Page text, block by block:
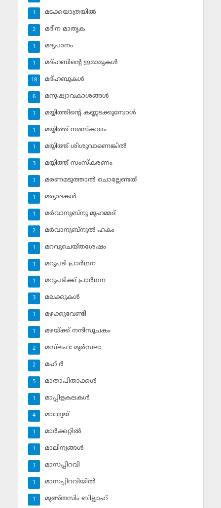
മടക്കയാത്രയില്‍
1
മദീന മാതൃക
2
മദ്യപാനം
1
മദ്ഹബിന്റെ ഇമാമുകള്‍
1
മദ്ഹബുകള്‍
18
മനുഷ്യാവകാശങ്ങള്‍
6
മയ്യിത്തിന്റെ കണ്ണടക്കുമ്പോള്‍
1
മയ്യിത്ത് നമസ്‌കാരം
1
മയ്യിത്ത് ശിശുവാണെങ്കില്‍
1
മയ്യിത്ത് സംസ്‌കരണം
3
മരണമടുത്താല്‍ ചൊല്ലേണ്ടത്
1
മര്യാദകള്‍
1
മര്‍വാനുബ്‌നു മുഹമ്മദ്
1
മര്‍വാനുബ്‌നുല്‍ ഹകം
2
മറവുചെയ്തശേഷം
1
മറുപടി പ്രാര്‍ഥന
1
മറുപടിക്ക് പ്രാര്‍ഥന
1
മലക്കുകള്‍
3
മഴക്കുവേണ്ടി
1
മഴയ്ക്ക് നന്ദിസൂചകം
1
മസ്‌ലഹഃ മുര്‍സലഃ
2
മഹ് ര്‍
2
മാതാപിതാക്കള്‍
5
മാപ്പിളകലകള്‍
1
മാര്യേജ്
4
മാര്‍ക്കറ്റില്‍
1
മാലിന്യങ്ങള്‍
1
മാസപ്പിറവി
1
മാസപ്പിറവിയില്‍
1
മുഅ്തസിം ബില്ലാഹ്
1